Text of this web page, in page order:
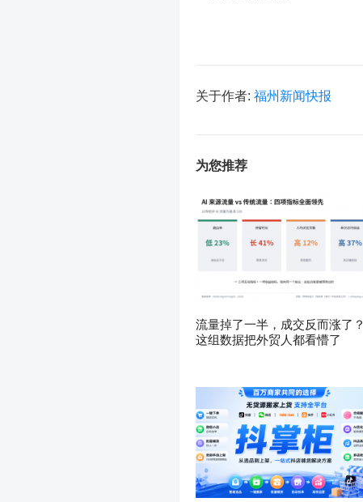
关于作者: 福州新闻快报
为您推荐
流量掉了一半，成交反而涨了？
这组数据把外贸人都看懵了